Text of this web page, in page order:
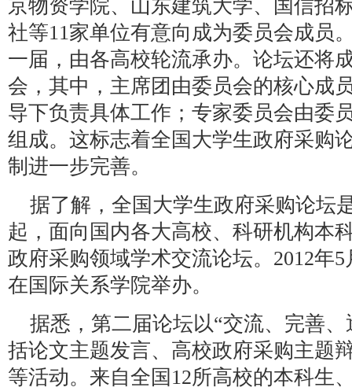
京物资学院、山东建筑大学、国信招
社等11家单位有意向成为委员会成员
一届，由各高校轮流承办。论坛还将
会，其中，主席团由委员会的核心成
导下负责具体工作；专家委员会由委
组成。这标志着全国大学生政府采购
制进一步完善。
据了解，全国大学生政府采购论坛
起，面向国内各大高校、科研机构本
政府采购领域学术交流论坛。2012年
在国际关系学院举办。
据悉，第二届论坛以“交流、完善
括论文主题发言、高校政府采购主题
等活动。来自全国12所高校的本科生